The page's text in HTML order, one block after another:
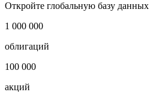
Откройте глобальную базу данных
1 000 000
облигаций
100 000
акций